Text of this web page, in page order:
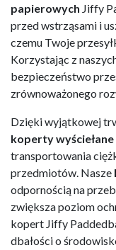
papierowych Jiffy
przed wstrząsami i
czemu Twoje
Korzystając z
bezpieczeństwo
zrównoważonego
Dzięki wyjątkowej
koperty wyściełane
transportowania
przedmiotów. Nasze
odpornością na
zwiększa poziom
kopert Jiffy
dbałości o